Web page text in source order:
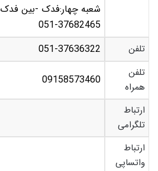
شعبه چهار:فدک -بين فدک 2 و 4 -بهشت فدک
051-37682465
تلفن 051-37636322
تلفن
همراه
09158573460
ارتباط
تلگرامی
ارتباط
واتساپی